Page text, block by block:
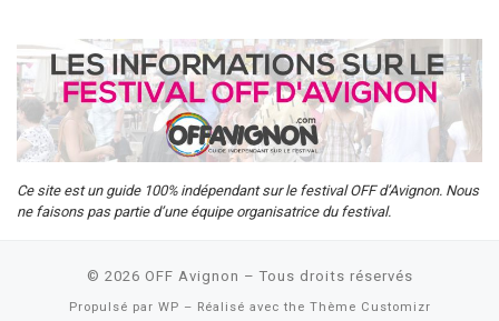
Ce site est un guide 100% indépendant sur le festival OFF d’Avignon. Nous
ne faisons pas partie d’une équipe organisatrice du festival.
© 2026 OFF Avignon – Tous droits réservés
Propulsé par WP – Réalisé avec the Thème Customizr